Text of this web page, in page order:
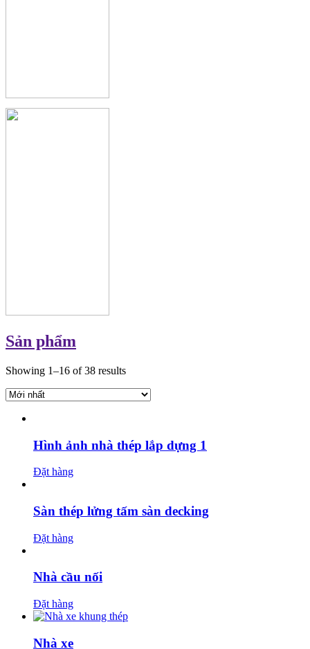
Sản phẩm
Showing 1–16 of 38 results
Hình ảnh nhà thép lắp dựng 1
Đặt hàng
Sàn thép lửng tấm sàn decking
Đặt hàng
Nhà cầu nối
Đặt hàng
Nhà xe